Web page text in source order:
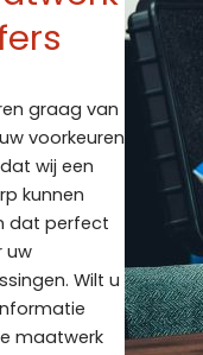
graag van
voorkeuren
wij een
kunnen
dat perfect
uw
Wilt u
maatwerk